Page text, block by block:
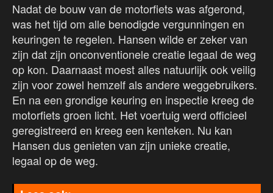
Nadat de bouw van de motorfiets was afgerond,
was het tijd om alle benodigde vergunningen en
keuringen te regelen. Hansen wilde er zeker van
zijn dat zijn onconventionele creatie legaal de weg
op kon. Daarnaast moest alles natuurlijk ook veilig
zijn voor zowel hemzelf als andere weggebruikers.
En na een grondige keuring en inspectie kreeg de
motorfiets groen licht. Het voertuig werd officieel
geregistreerd en kreeg een kenteken. Nu kan
Hansen dus genieten van zijn unieke creatie,
legaal op de weg.